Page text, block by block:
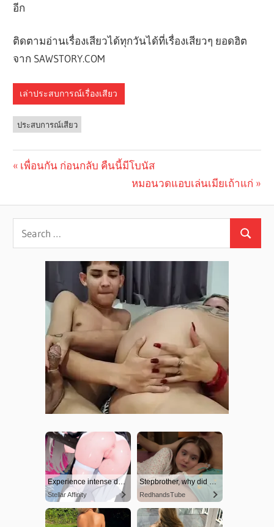
อีก
ติดตามอ่านเรื่องเสียวได้ทุกวันได้ที่เรื่องเสียวๆ ยอดฮิต
จาก SAWSTORY.COM
เล่าประสบการณ์เรื่องเสียว
ประสบการณ์เสียว
navigation
Previous
เพื่อนกัน ก่อนกลับ คืนนี้มีโบนัส
Next
หมอนวดแอบเล่นเมียเถ้าแก่